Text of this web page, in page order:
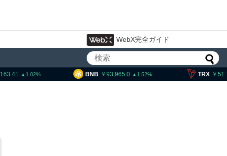
WebX完全ガイド
163.41 1.02 BNB 93,965.0 1.52 TRX